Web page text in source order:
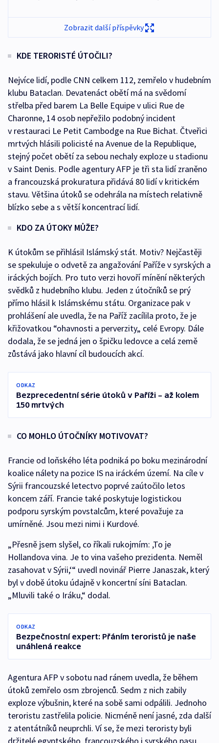
Zobrazit další příspěvky
KDE TERORISTÉ ÚTOČILI?
Nejvíce lidí, podle CNN celkem 112, zemřelo v hudebním
klubu Bataclan. Devatenáct obětí má na svědomí
střelba před barem La Belle Equipe v ulici Rue de
Charonne, 14 osob nepřežilo podobný incident
v restauraci Le Petit Cambodge na Rue Bichat. Čtveřici
mrtvých hlásili policisté na Avenue de la Republique,
stejný počet obětí za sebou nechaly exploze u stadionu
v Saint Denis. Podle agentury AFP je tři sta lidí zraněno
a francouzská prokuratura přidává 80 lidí v kritickém
stavu. Většina útoků se odehrála na místech relativně
blízko sebe a s větší koncentrací lidí.
KDO ZA ÚTOKY MŮŽE?
K útokům se přihlásil Islámský stát. Motiv? Nejčastěji
se spekuluje o odvetě za angažování Paříže v syrských a
iráckých bojích. Pro tuto verzi hovoří mínění některých
svědků z hudebního klubu. Jeden z útočníků se prý
přímo hlásil k Islámskému státu. Organizace pak v
prohlášení ale uvedla, že na Paříž zacílila proto, že je
křižovatkou “ohavnosti a perverzity„ celé Evropy. Dále
dodala, že se jedná jen o špičku ledovce a celá země
zůstává jako hlavní cíl budoucích akcí.
ODKAZ
Bezprecedentní série útoků v Paříži – až kolem
150 mrtvých
CO MOHLO ÚTOČNÍKY MOTIVOVAT?
Francie od loňského léta podniká po boku mezinárodní
koalice nálety na pozice IS na iráckém území. Na cíle v
Sýrii francouzské letectvo poprvé zaútočilo letos
koncem září. Francie také poskytuje logistickou
podporu syrským povstalcům, které považuje za
umírněné. Jsou mezi nimi i Kurdové.
„Přesně jsem slyšel, co říkali rukojmím: ,To je
Hollandova vina. Je to vina vašeho prezidenta. Neměl
zasahovat v Sýrii,‘“ uvedl novinář Pierre Janaszak, který
byl v době útoku údajně v koncertní síni Bataclan.
„Mluvili také o Iráku,“ dodal.
ODKAZ
Bezpečnostní expert: Přáním teroristů je naše
unáhlená reakce
Agentura AFP v sobotu nad ránem uvedla, že během
útoků zemřelo osm zbrojenců. Sedm z nich zabily
exploze výbušnin, které na sobě sami odpálili. Jednoho
teroristu zastřelila policie. Nicméně není jasné, zda další
z atentátníků neuprchli. Ví se, že mezi teroristy byli